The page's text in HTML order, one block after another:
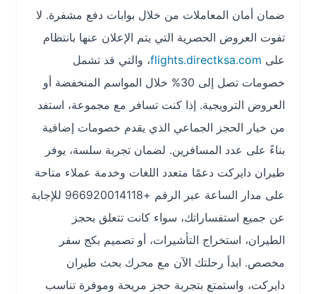
ضمان أمان المعاملات من خلال بوابات دفع مشفرة. لا
تفوت العروض الحصرية التي يتم الإعلان عنها بانتظام
flights.directksa.com، والتي قد تشمل
خصومات تصل إلى 30% خلال المواسم المنخفضة أو
العروض الترويجية. إذا كنت تسافر مع مجموعة، استفد
من خيار الحجز الجماعي الذي يقدم خصومات إضافية
بناءً على عدد المسافرين. لضمان تجربة سلسة، يوفر
طيران دايركت دعمًا متعدد اللغات وخدمة عملاء متاحة
على مدار الساعة عبر الرقم +966920014118 للإجابة
عن جميع استفساراتك، سواء كانت تتعلق بحجز
الطيران، استخراج التأشيرات، أو تصميم بكج سفر
مخصص. ابدأ رحلتك الآن مع محرك بحث طيران
دايركت، واستمتع بتجربة حجز مريحة وموفرة تناسب